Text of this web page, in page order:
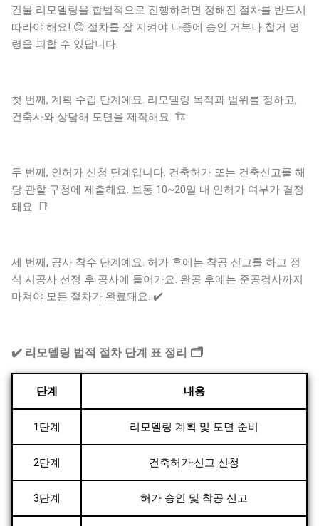
건물 리모델링을 합법적으로 진행하려면 정해진 절차를 반드시
따라야 해요! 😊 절차를 잘 지켜야 나중에 승인 거부나 철거 명
령을 피할 수 있답니다.
첫 번째, 계획 수립 단계예요. 리모델링 목적과 범위를 정하고,
건축사와 상담해 도면을 제작해요. 🏗️
두 번째, 인허가 신청 단계입니다. 건축허가 또는 건축신고를 해
당 관할 구청에 제출해요. 보통 10~20일 내 인허가 여부가 결정
돼요. 📑
세 번째, 공사 착수 단계예요. 허가 후에는 착공 신고를 하고 정
식 시공사 선정 후 공사에 들어가요. 완공 후에는 준공검사까지
마쳐야 모든 절차가 완료돼요. ✔️
✔️ 리모델링 법적 절차 단계 표 정리 🗂️
단계 내용
1단계 리모델링 계획 및 도면 준비
2단계 건축허가·신고 신청
3단계 허가 승인 및 착공 신고